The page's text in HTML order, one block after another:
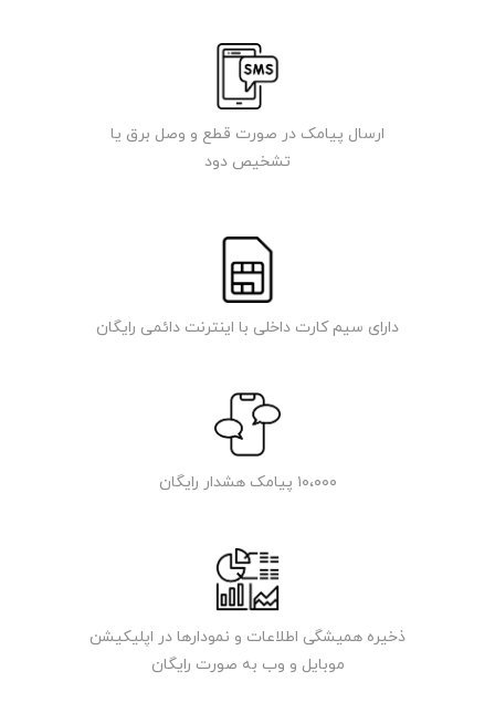
ارسال پیامک در صورت قطع و وصل برق یا
تشخیص دود
دارای سیم کارت داخلی با اینترنت دائمی رایگان
۱۰،۰۰۰ پیامک هشدار رایگان
ذخیره همیشگی اطلاعات و نمودارها در اپلیکیشن
موبایل و وب به صورت رایگان